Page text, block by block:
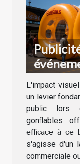
visibilité
L'impact
un levier
public lors
gonflables
efficace à ce
s'agisse d'un
commerciale